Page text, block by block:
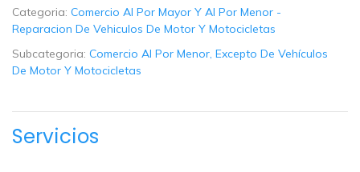
Categoria: Comercio Al Por Mayor Y Al Por Menor -
Reparacion De Vehiculos De Motor Y Motocicletas
Subcategoria: Comercio Al Por Menor, Excepto De Vehículos
De Motor Y Motocicletas
Servicios